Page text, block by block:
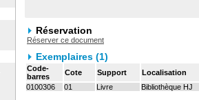
Réservation
Réserver ce document
Exemplaires (1)
Code-
barres
Cote Support
Localisation
0100306
01 Livre Bibliothèque HJ